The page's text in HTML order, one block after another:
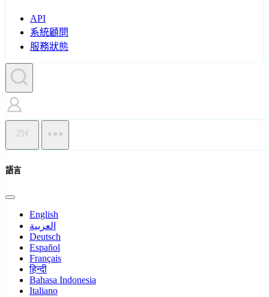
API
系統顧問
服務狀態
ZH
語言
English
العربية
Deutsch
Español
Français
हिन्दी
Bahasa Indonesia
Italiano